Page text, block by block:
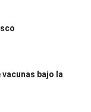
bajo la